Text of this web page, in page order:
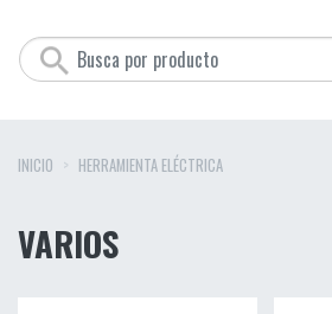
INICIO HERRAMIENTA ELÉCTRICA
VARIOS